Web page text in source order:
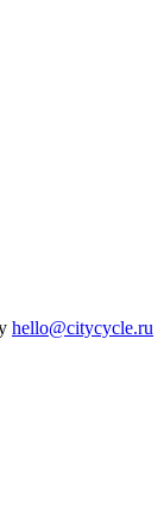
hello@citycycle.ru